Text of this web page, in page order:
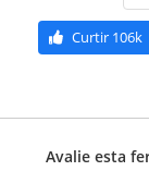
Curtir 106k
Avalie esta